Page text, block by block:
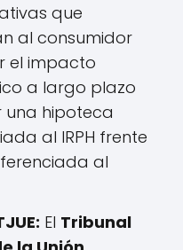
que
al consumidor
el impacto
a largo plazo
una hipoteca
al IRPH frente
al
El Tribunal